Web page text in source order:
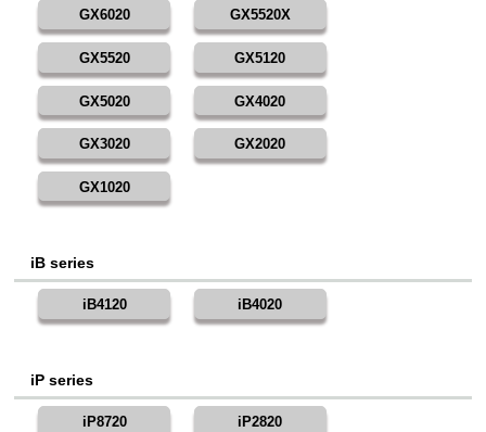
GX6020 GX5520X
GX5520 GX5120
GX5020 GX4020
GX3020 GX2020
GX1020
iB series
iB4120 iB4020
iP series
iP8720 iP2820